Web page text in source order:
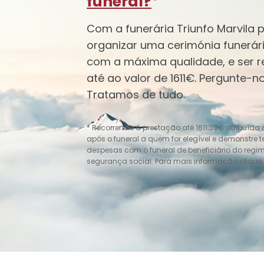
Com a funerária Triunfo Marvila
organizar uma cerimónia
com a máxima qualidade, e ser
até ao valor de 1611€. Pergunte-
Tratamos de tudo.
* Recorrendo à prestação até 1611.39€ atribuída
após o funeral a quem for elegível e demonstre
despesas com o funeral de beneficiário do
segurança social. Para mais informação clique